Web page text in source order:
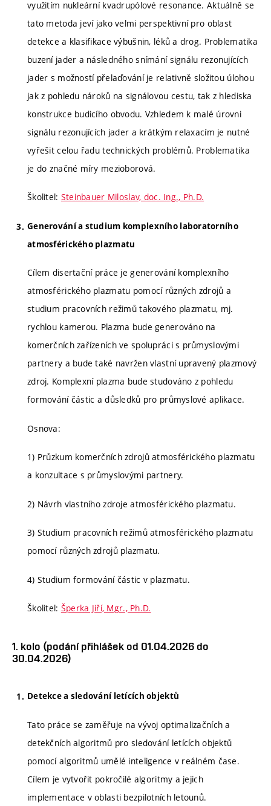
využitím nukleární kvadrupólové resonance. Aktuálně se
tato metoda jeví jako velmi perspektivní pro oblast
detekce a klasifikace výbušnin, léků a drog. Problematika
buzení jader a následného snímání signálu rezonujících
jader s možností přelaďování je relativně složitou úlohou
jak z pohledu nároků na signálovou cestu, tak z hlediska
konstrukce budicího obvodu. Vzhledem k malé úrovni
signálu rezonujících jader a krátkým relaxacím je nutné
vyřešit celou řadu technických problémů. Problematika
je do značné míry mezioborová.
Školitel: Steinbauer Miloslav, doc. Ing., Ph.D.
Generování a studium komplexního laboratorního
atmosférického plazmatu
Cílem disertační práce je generování komplexního
atmosférického plazmatu pomocí různých zdrojů a
studium pracovních režimů takového plazmatu, mj.
rychlou kamerou. Plazma bude generováno na
komerčních zařízeních ve spolupráci s průmyslovými
partnery a bude také navržen vlastní upravený plazmový
zdroj. Komplexní plazma bude studováno z pohledu
formování částic a důsledků pro průmyslové aplikace.
Osnova:
1) Průzkum komerčních zdrojů atmosférického plazmatu
a konzultace s průmyslovými partnery.
2) Návrh vlastního zdroje atmosférického plazmatu.
3) Studium pracovních režimů atmosférického plazmatu
pomocí různých zdrojů plazmatu.
4) Studium formování částic v plazmatu.
Školitel: Šperka Jiří, Mgr., Ph.D.
1. kolo (podání přihlášek od 01.04.2026 do
30.04.2026)
Detekce a sledování letících objektů
Tato práce se zaměřuje na vývoj optimalizačních a
detekčních algoritmů pro sledování letících objektů
pomocí algoritmů umělé inteligence v reálném čase.
Cílem je vytvořit pokročilé algoritmy a jejich
implementace v oblasti bezpilotních letounů.